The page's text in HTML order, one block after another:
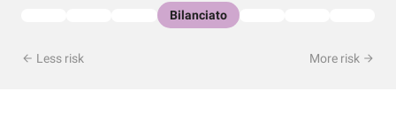
Bilanciato
Less risk More risk